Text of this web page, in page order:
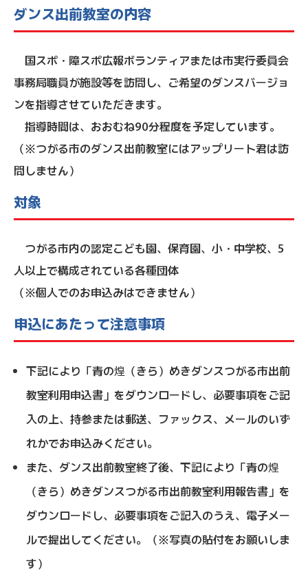
ダンス出前教室の内容
国スポ・障スポ広報ボランティアまたは市実行委員会
事務局職員が施設等を訪問し、ご希望のダンスバージョ
ンを指導させていただきます。
指導時間は、おおむね90分程度を予定しています。
（※つがる市のダンス出前教室にはアップリート君は訪
問しません）
対象
つがる市内の認定こども園、保育園、小・中学校、5
人以上で構成されている各種団体
（※個人でのお申込みはできません）
申込にあたって注意事項
下記により「青の煌（きら）めきダンスつがる市出前
教室利用申込書」をダウンロードし、必要事項をご記
入の上、持参または郵送、ファックス、メールのいず
れかでお申込みください。
また、ダンス出前教室終了後、下記により「青の煌
（きら）めきダンスつがる市出前教室利用報告書」を
ダウンロードし、必要事項をご記入のうえ、電子メー
ルで提出してください。（※写真の貼付をお願いしま
す）